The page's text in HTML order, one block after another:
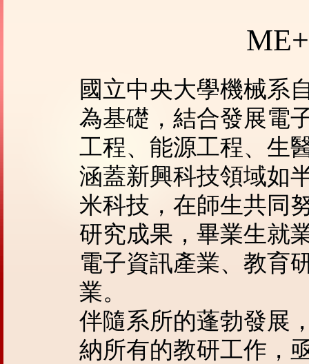
國立中央大學機械系
為基礎，結合發展電
工程、能源工程、生
涵蓋新興科技領域如
米科技，在師生共同
研究成果，畢業生就
電子資訊產業、教育
業。
伴隨系所的蓬勃發展
納所有的教研工作，